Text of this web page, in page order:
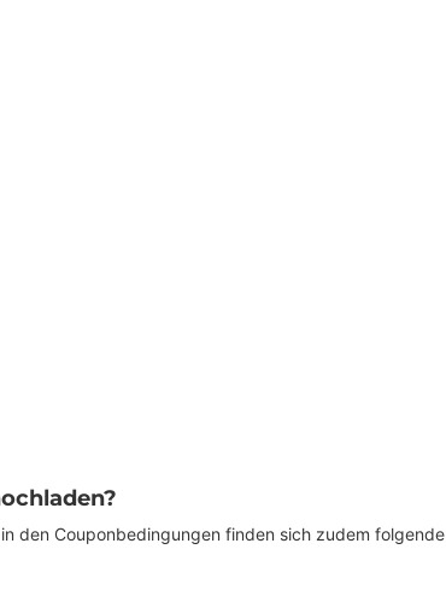
den Couponbedingungen finden sich zudem folgende